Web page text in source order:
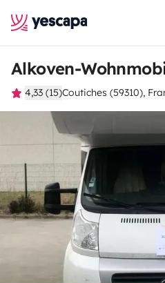
Alkoven-
4,33 (15)Coutiches (59310),